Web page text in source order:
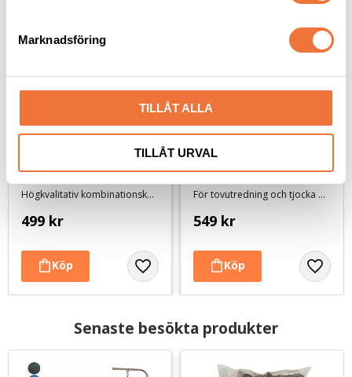
Marknadsföring
TILLÅT ALLA
TILLÅT URVAL
Buttercomb hundkam
fin/gles #000 - 19 cm
Högkvalitativ kombinationskam 50/50
499 kr
Chris Christensen Ice
Slip Borste med
stålpiggar
För tovutredning och tjocka pälsar. Stålpiggar 20 mm på en fast dyna
549 kr
Senaste besökta produkter